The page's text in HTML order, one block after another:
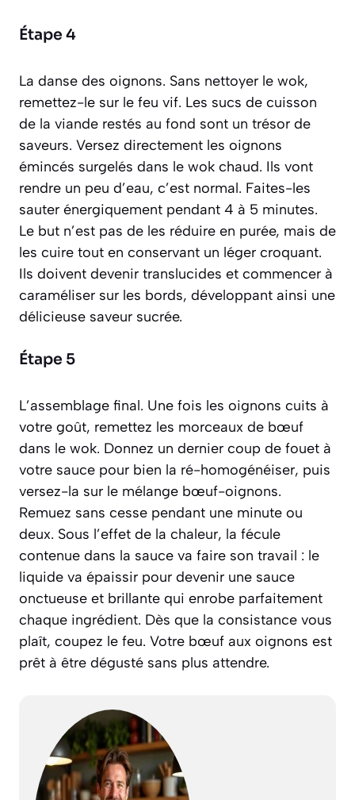
Étape 4
La danse des oignons. Sans nettoyer le wok,
remettez-le sur le feu vif. Les sucs de cuisson
de la viande restés au fond sont un trésor de
saveurs. Versez directement les oignons
émincés surgelés dans le wok chaud. Ils vont
rendre un peu d’eau, c’est normal. Faites-les
sauter énergiquement pendant 4 à 5 minutes.
Le but n’est pas de les réduire en purée, mais de
les cuire tout en conservant un léger croquant.
Ils doivent devenir translucides et commencer à
caraméliser sur les bords, développant ainsi une
délicieuse saveur sucrée.
Étape 5
L’assemblage final. Une fois les oignons cuits à
votre goût, remettez les morceaux de bœuf
dans le wok. Donnez un dernier coup de fouet à
votre sauce pour bien la ré-homogénéiser, puis
versez-la sur le mélange bœuf-oignons.
Remuez sans cesse pendant une minute ou
deux. Sous l’effet de la chaleur, la fécule
contenue dans la sauce va faire son travail : le
liquide va épaissir pour devenir une sauce
onctueuse et brillante qui enrobe parfaitement
chaque ingrédient. Dès que la consistance vous
plaît, coupez le feu. Votre bœuf aux oignons est
prêt à être dégusté sans plus attendre.